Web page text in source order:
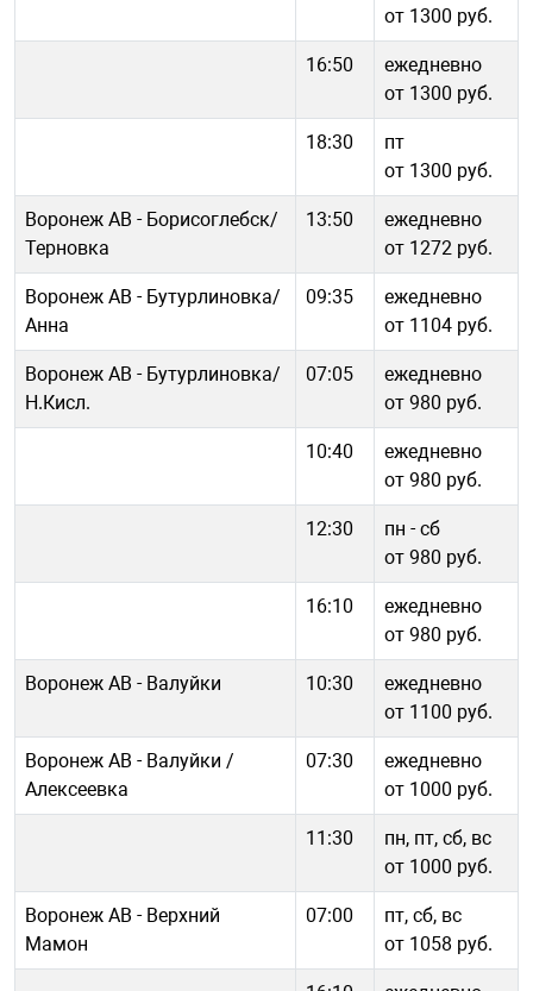
от 1300 руб.
16:50
ежедневно
от 1300 руб.
18:30
пт
от 1300 руб.
Воронеж АВ - Борисоглебск/
Терновка
13:50
ежедневно
от 1272 руб.
Воронеж АВ - Бутурлиновка/
Анна
09:35
ежедневно
от 1104 руб.
Воронеж АВ - Бутурлиновка/
Н.Кисл.
07:05
ежедневно
от 980 руб.
10:40
ежедневно
от 980 руб.
12:30
пн - cб
от 980 руб.
16:10
ежедневно
от 980 руб.
Воронеж АВ - Валуйки 10:30
ежедневно
от 1100 руб.
Воронеж АВ - Валуйки /
Алексеевка
07:30
ежедневно
от 1000 руб.
11:30
пн, пт, сб, вс
от 1000 руб.
Воронеж АВ - Верхний
Мамон
07:00
пт, сб, вс
от 1058 руб.